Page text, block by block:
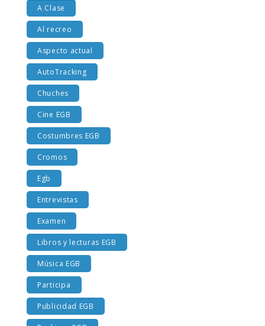
A Clase
Al recreo
Aspecto actual
AutoTracking
Chuches
Cine EGB
Costumbres EGB
Cromos
Egb
Entrevistas
Examen
Libros y lecturas EGB
Música EGB
Participa
Publicidad EGB